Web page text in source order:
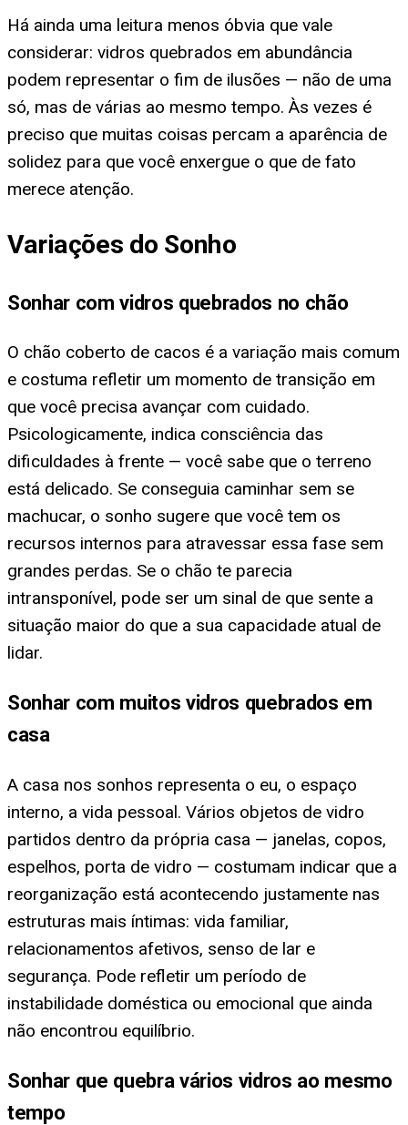
Há ainda uma leitura menos óbvia que vale
considerar: vidros quebrados em abundância
podem representar o fim de ilusões — não de uma
só, mas de várias ao mesmo tempo. Às vezes é
preciso que muitas coisas percam a aparência de
solidez para que você enxergue o que de fato
merece atenção.
Variações do Sonho
Sonhar com vidros quebrados no chão
O chão coberto de cacos é a variação mais comum
e costuma refletir um momento de transição em
que você precisa avançar com cuidado.
Psicologicamente, indica consciência das
dificuldades à frente — você sabe que o terreno
está delicado. Se conseguia caminhar sem se
machucar, o sonho sugere que você tem os
recursos internos para atravessar essa fase sem
grandes perdas. Se o chão te parecia
intransponível, pode ser um sinal de que sente a
situação maior do que a sua capacidade atual de
lidar.
Sonhar com muitos vidros quebrados em
casa
A casa nos sonhos representa o eu, o espaço
interno, a vida pessoal. Vários objetos de vidro
partidos dentro da própria casa — janelas, copos,
espelhos, porta de vidro — costumam indicar que a
reorganização está acontecendo justamente nas
estruturas mais íntimas: vida familiar,
relacionamentos afetivos, senso de lar e
segurança. Pode refletir um período de
instabilidade doméstica ou emocional que ainda
não encontrou equilíbrio.
Sonhar que quebra vários vidros ao mesmo
tempo